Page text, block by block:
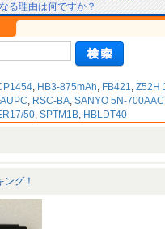
る理由は何ですか？
, HB3-875mAh, FB421, Z52H
, RSC-BA, SANYO 5N-
50, SPTM1B, HBLDT40
グ！